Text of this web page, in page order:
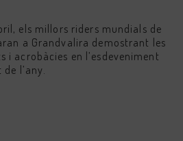
els millors riders mundials de
a Grandvalira demostrant les
i acrobàcies en l’esdeveniment
l’any.